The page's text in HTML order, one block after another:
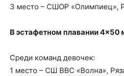
3 место – СШОР «Олимпиец»,
В эстафетном плавании
Среди команд девочек:
1 место – СШ ВВС «Волна»,